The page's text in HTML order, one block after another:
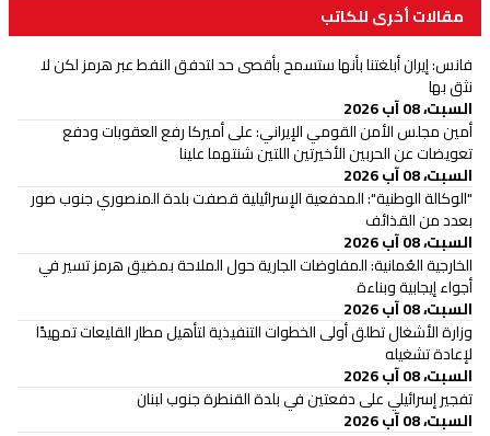
مقالات أخرى للكاتب
‏فانس: إيران أبلغتنا بأنها ستسمح بأقصى حد لتدفق النفط عبر هرمز لكن لا
نثق بها
السبت، 08 آب 2026
أمين مجلس الأمن القومي الإيراني: على أميركا رفع العقوبات ودفع
تعويضات عن الحربين الأخيرتين اللتين شنتهما علينا
السبت، 08 آب 2026
"الوكالة الوطنية": المدفعية الإسرائيلية قصفت بلدة المنصوري جنوب صور
بعدد من القذائف
السبت، 08 آب 2026
الخارجية العُمانية: المفاوضات الجارية حول الملاحة بمضيق هرمز تسير في
أجواء إيجابية وبناءة
السبت، 08 آب 2026
وزارة الأشغال تطلق أولى الخطوات التنفيذية لتأهيل مطار القليعات تمهيدًا
لإعادة تشغيله
السبت، 08 آب 2026
تفجير إسرائيلي على دفعتين في بلدة القنطرة جنوب لبنان
السبت، 08 آب 2026